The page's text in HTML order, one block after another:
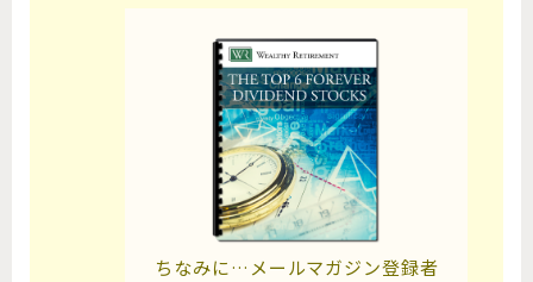
ちなみに…メールマガジン登録者